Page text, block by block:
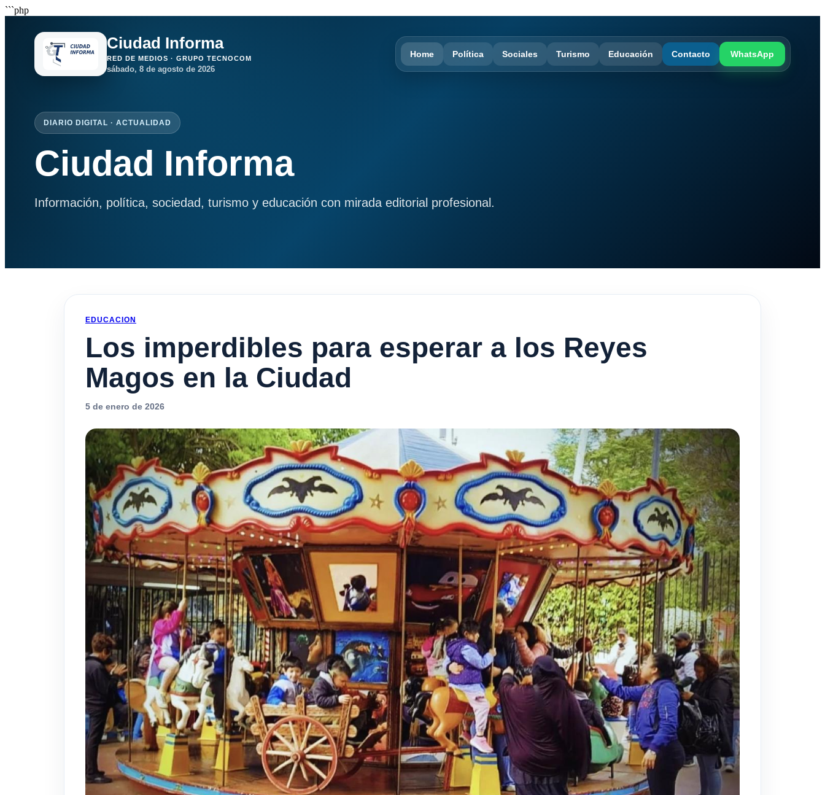
```php
Ciudad Informa
RED DE MEDIOS · GRUPO TECNOCOM
sábado, 8 de agosto de 2026
Home Política Sociales Turismo Educación Contacto WhatsApp
DIARIO DIGITAL · ACTUALIDAD
Ciudad Informa
Información, política, sociedad, turismo y educación con mirada editorial profesional.
EDUCACION
Los imperdibles para esperar a los Reyes
Magos en la Ciudad
5 de enero de 2026